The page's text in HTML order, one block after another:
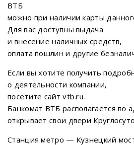
ВТБ
можно при наличии карты
Для вас доступны выдача
и внесение наличных средств,
оплата пошлин и другие
Если вы хотите получить
о деятельности компании,
посетите сайт vtb.ru.
Банкомат ВТБ располагается по
открывает свои двери
Станция метро — Кузнецкий